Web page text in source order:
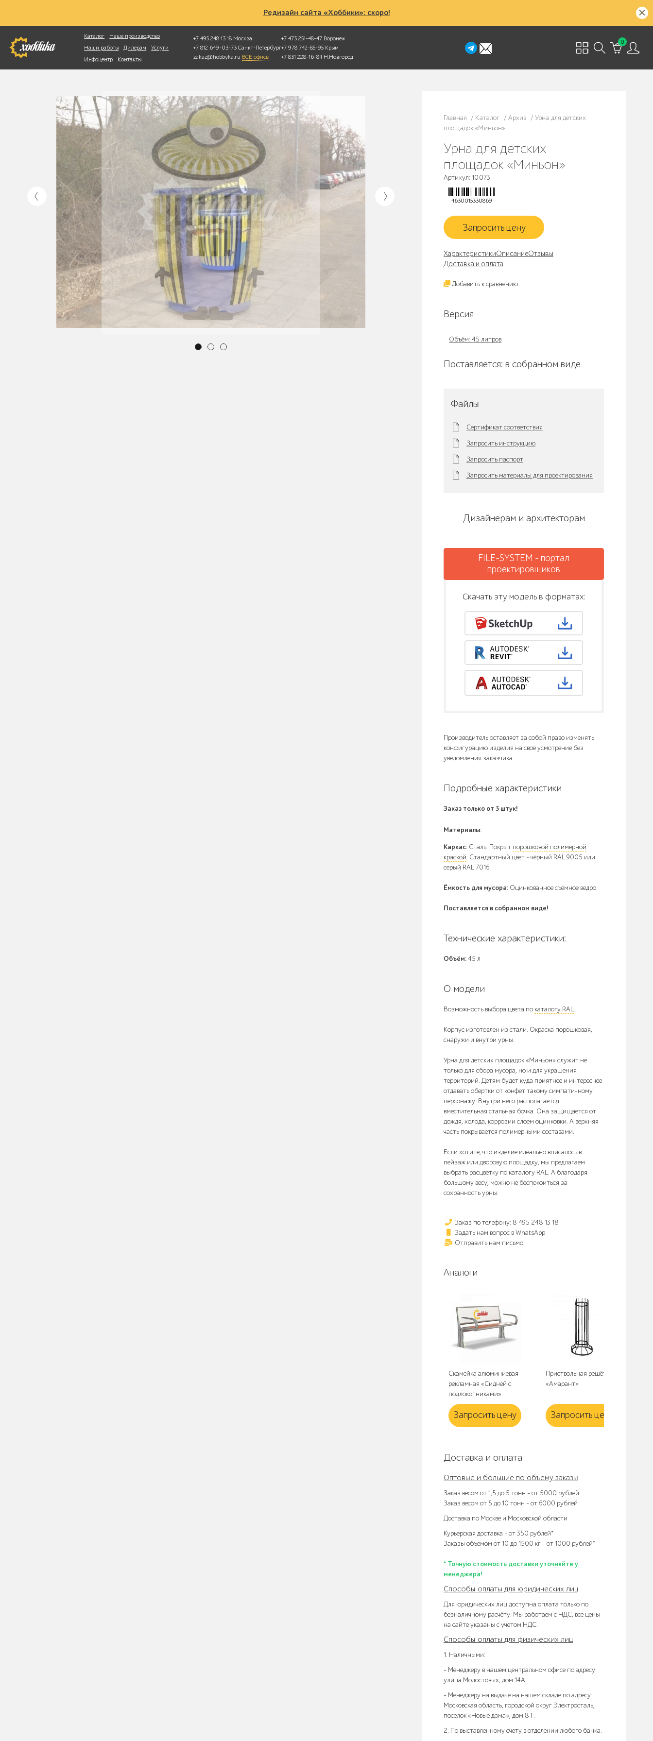
Редизайн сайта «Хоббики»: скоро!
Каталог
Наше производство
Наши работы
Дилерам
Услуги
Инфоцентр
Контакты
+7 495 248 13 18 Москва
+7 812 649-03-73 Санкт-Петербург
zakaz@hobbyka.ru ВСЕ офисы
+7 473 251-48-47 Воронеж
+7 978 742-85-95 Крым
+7 831 228-16-84 Н.Новгород
0
Фотопоиск
Главная / Каталог /Архив /Урна для детских
площадок «Миньон»
Урна для детских
площадок «Миньон»
Артикул: 10073
4630015330869
Запросить цену
ХарактеристикиОписаниеОтзывы
Доставка и оплата
Добавить к сравнению
Версия
Объём: 45 литров
Поставляется: в собранном виде
Файлы
Сертификат соответствия
Запросить инструкцию
Запросить паспорт
Запросить материалы для проектирования
Дизайнерам и архитекторам
FILE-SYSTEM - портал
проектировщиков
Скачать эту модель в форматах:
Производитель оставляет за собой право изменять
конфигурацию изделия на своё усмотрение без
уведомления заказчика.
Подробные характеристики
Заказ только от 3 штук!
Материалы:
Каркас: Сталь. Покрыт порошковой полимерной
краской. Стандартный цвет – чёрный RAL 9005 или
серый RAL 7016.
Ёмкость для мусора: Оцинкованное съёмное ведро.
Поставляется в собранном виде!
Технические характеристики:
Объём:45 л
О модели
Возможность выбора цвета по каталогу RAL.
Корпус изготовлен из стали. Окраска порошковая,
снаружи и внутри урны.
Урна для детских площадок «Миньон» служит не
только для сбора мусора, но и для украшения
территорий. Детям будет куда приятнее и интереснее
отдавать обертки от конфет такому симпатичному
персонажу. Внутри него располагается
вместительная стальная бочка. Она защищается от
дождя, холода, коррозии слоем оцинковки. А верхняя
часть покрывается полимерными составами.
Если хотите, что изделие идеально вписалось в
пейзаж или дворовую площадку, мы предлагаем
выбрать расцветку по каталогу RAL. А благодаря
большому весу, можно не беспокоиться за
сохранность урны.
Заказ по телефону: 8 495 248 13 18
Задать нам вопрос в WhatsApp
Отправить нам письмо
Аналоги
Скамейка алюминиевая
рекламная «Сидней с
подлокотниками»
Запросить цену
Приствольная решётка
«Амарант»
Запросить цену
Доставка и оплата
Оптовые и большие по объему заказы
Заказ весом от 1,5 до 5 тонн – от 5000 рублей
Заказ весом от 5 до 10 тонн – от 6000 рублей
Доставка по Москве и Московской области
Курьерская доставка – от 350 рублей*
Заказы объемом от 10 до 1500 кг – от 1000 рублей*
* Точную стоимость доставки уточняйте у
менеджера!
Способы оплаты для юридических лиц
Для юридических лиц доступна оплата только по
безналичному расчёту. Мы работаем с НДС, все цены
на сайте указаны с учетом НДС.
Способы оплаты для физических лиц
1. Наличными:
- Менеджеру в нашем центральном офисе по адресу:
улица Молостовых, дом 14А.
- Менеджеру на выдаче на нашем складе по адресу:
Московская область, городской округ Электросталь,
поселок «Новые дома», дом 8 Г.
2. По выставленному счету в отделении любого банка.